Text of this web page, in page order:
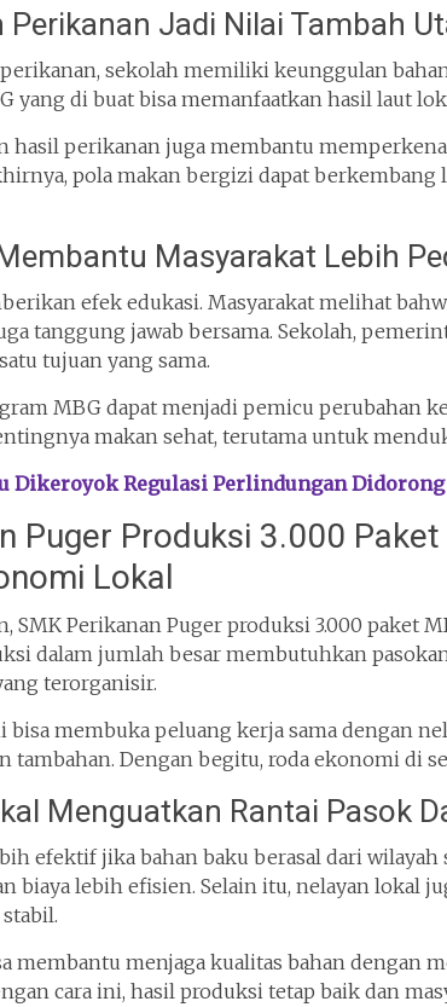
Perikanan Jadi Nilai Tambah
perikanan, sekolah memiliki keunggulan
yang di buat bisa memanfaatkan hasil laut
hasil perikanan juga membantu
pola makan bergizi dapat berkembang
Masyarakat Lebih
efek edukasi. Masyarakat melihat
tanggung jawab bersama. Sekolah,
tujuan yang sama.
MBG dapat menjadi pemicu perubahan
makan sehat, terutama untuk
Dikeroyok Regulasi Perlindungan Didorong
Puger Produksi 3.000
Lokal
SMK Perikanan Puger produksi 3.000 paket
dalam jumlah besar membutuhkan
terorganisir.
bisa membuka peluang kerja sama dengan
tambahan. Dengan begitu, roda ekonomi di
Menguatkan Rantai Pasok
efektif jika bahan baku berasal dari
biaya lebih efisien. Selain itu, nelayan lokal
membantu menjaga kualitas bahan dengan
cara ini, hasil produksi tetap baik dan